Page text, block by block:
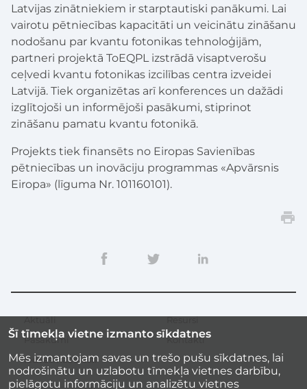
Latvijas zinātniekiem ir starptautiski panākumi. Lai
vairotu pētniecības kapacitāti un veicinātu zināšanu
nodošanu par kvantu fotonikas tehnoloģijām,
partneri projektā ToEQPL izstrādā visaptverošu
ceļvedi kvantu fotonikas izcilības centra izveidei
Latvijā. Tiek organizētas arī konferences un dažādi
izglītojoši un informējoši pasākumi, stiprinot
zināšanu pamatu kvantu fotonikā.
Projekts tiek finansēts no Eiropas Savienības
pētniecības un inovāciju programmas «Apvārsnis
Eiropa» (līguma Nr. 101160101).
Šī tīmekļa vietne izmanto sīkdatnes
Mēs izmantojam savas un trešo pušu sīkdatnes, lai
nodrošinātu un uzlabotu tīmekļa vietnes darbību,
pielāgotu informāciju un analizētu vietnes
Sekundārā
izvēlne
Aktuāli
Pasākumi
Iedvesmas stāsti
Resursi
Kontakti